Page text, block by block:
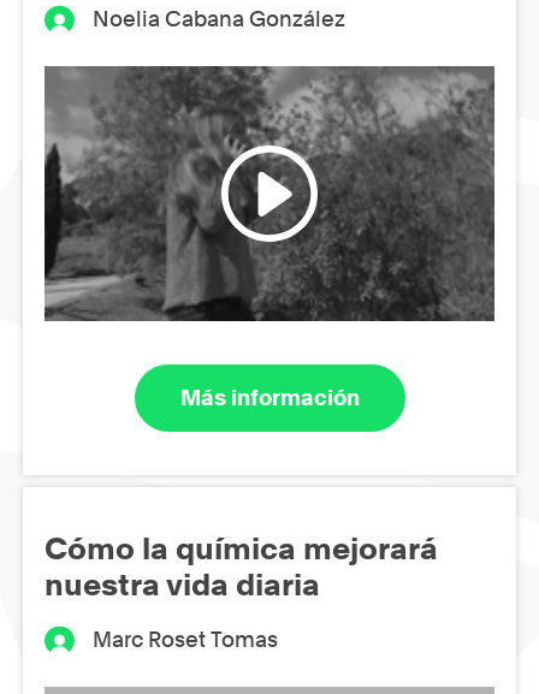
Noelia Cabana González
Más información
Cómo la química mejorará
nuestra vida diaria
Marc Roset Tomas